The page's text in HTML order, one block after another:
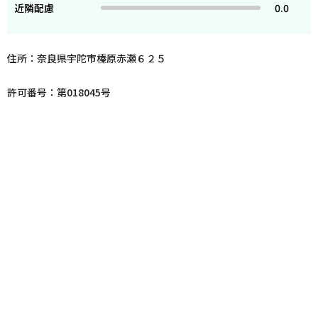
近隣配慮
0.0
住所：奈良県宇陀市榛原赤瀬６２５
許可番号：第018045号